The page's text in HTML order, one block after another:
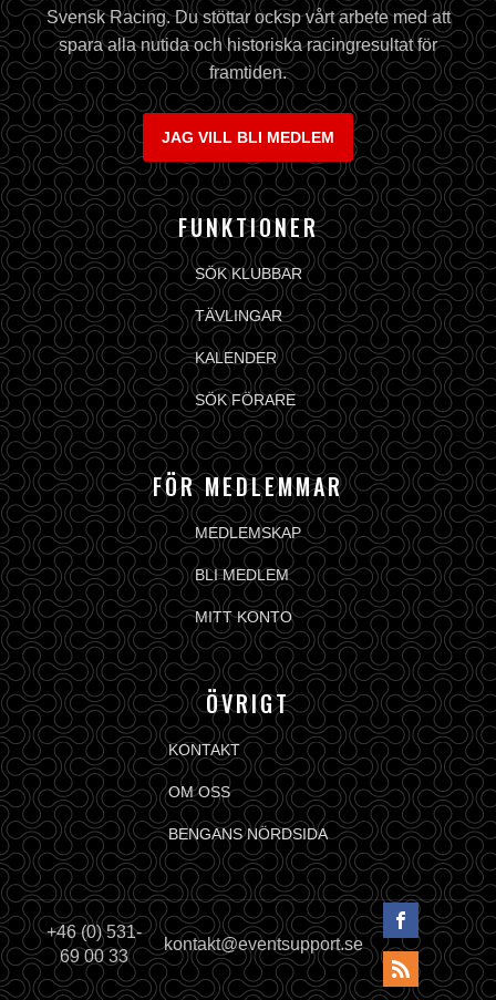
Svensk Racing. Du stöttar ocksp vårt arbete med att
spara alla nutida och historiska racingresultat för
framtiden.
JAG VILL BLI MEDLEM
FUNKTIONER
SÖK KLUBBAR
TÄVLINGAR
KALENDER
SÖK FÖRARE
FÖR MEDLEMMAR
MEDLEMSKAP
BLI MEDLEM
MITT KONTO
ÖVRIGT
KONTAKT
OM OSS
BENGANS NÖRDSIDA
+46 (0) 531-
69 00 33
kontakt@eventsupport.se